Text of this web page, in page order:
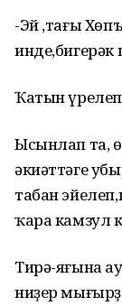
-Эй ,тағы
Ҡатын
Ысынлап та,
әкиәттәге
табан
ҡара камзул
Тирә-яғына
ниҙер